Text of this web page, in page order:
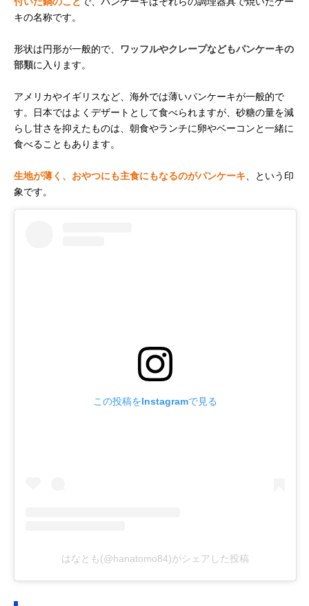
キの名称です。
形状は円形が一般的で、
ワッフルやクレープなどもパンケーキの
部類に入ります。
アメリカやイギリスなど、海外では薄いパンケーキが一般的で
す。日本ではよくデザートとして食べられますが、砂糖の量を減
らし甘さを抑えたものは、朝食やランチに卵やベーコンと一緒に
食べることもあります。
生地が薄く、おやつにも主食にもなるのがパンケーキ 、という印
象です。
この投稿をInstagramで見る
はなとも(@hanatomo84)がシェアした投稿